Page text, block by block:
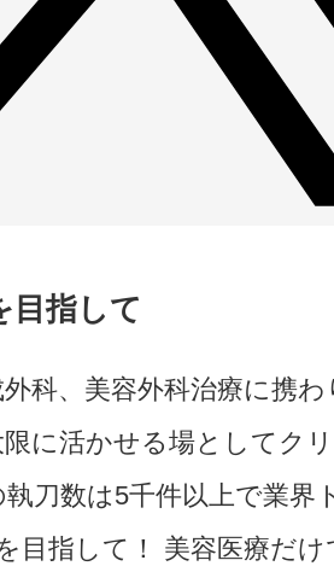
目指して
科、美容外科治療に携
に活かせる場としてク
執刀数は5千件以上で業界
目指して！ 美容医療だ